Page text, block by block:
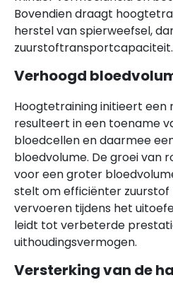
Bovendien draagt
herstel van spierweefsel,
zuurstoftransportcapaciteit.
Verhoogd
Hoogtetraining initieert een
resulteert in een toename
bloedcellen en daarmee
bloedvolume. De groei van
voor een groter
stelt om efficiënter zuurstof
vervoeren tijdens het
leidt tot verbeterde
uithoudingsvermogen.
Versterking van de